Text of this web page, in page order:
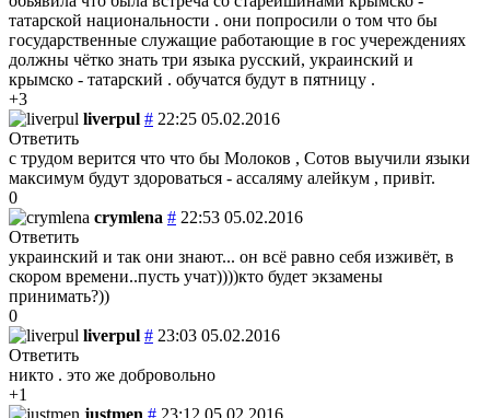
татарской национальности . они попросили о том что бы
государственные служащие работающие в гос учереждениях
должны чётко знать три языка русский, украинский и
крымско - татарский . обучатся будут в пятницу .
+3
liverpul # 22:25 05.02.2016
Ответить
с трудом верится что что бы Молоков , Сотов выучили языки
максимум будут здороваться - ассаляму алейкум , привіт.
0
crymlena # 22:53 05.02.2016
Ответить
украинский и так они знают... он всё равно себя изживёт, в
скором времени..пусть учат))))кто будет экзамены
принимать?))
0
liverpul # 23:03 05.02.2016
Ответить
никто . это же добровольно
+1
justmen # 23:12 05.02.2016